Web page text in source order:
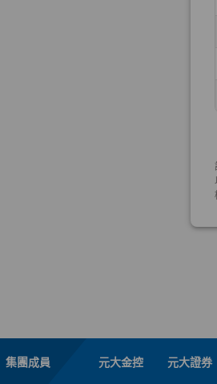
集團成員 元大金控 元大證券